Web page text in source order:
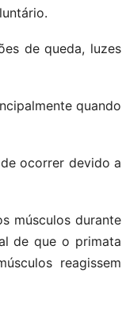
de queda, luzes
quando
ocorrer devido a
músculos durante
de que o primata
reagissem